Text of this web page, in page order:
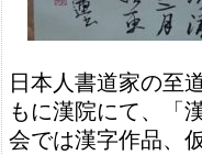
日本人書道家の至
もに漢院にて、「
会では漢字作品、